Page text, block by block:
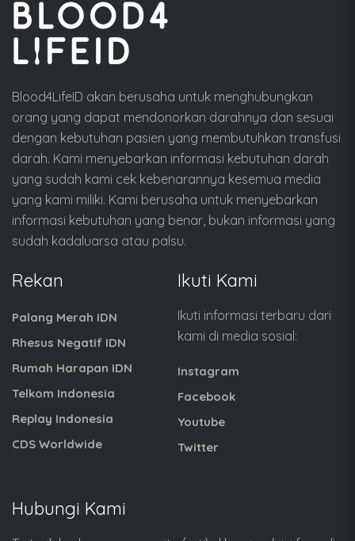
Blood4LifeID akan berusaha untuk menghubungkan
orang yang dapat mendonorkan darahnya dan sesuai
dengan kebutuhan pasien yang membutuhkan transfusi
darah. Kami menyebarkan informasi kebutuhan darah
yang sudah kami cek kebenarannya kesemua media
yang kami miliki. Kami berusaha untuk menyebarkan
informasi kebutuhan yang benar, bukan informasi yang
sudah kadaluarsa atau palsu.
Rekan
Palang Merah IDN
Rhesus Negatif IDN
Rumah Harapan IDN
Telkom Indonesia
Replay Indonesia
CDS Worldwide
Ikuti Kami
Ikuti informasi terbaru dari
kami di media sosial:
Instagram
Facebook
Youtube
Twitter
Hubungi Kami